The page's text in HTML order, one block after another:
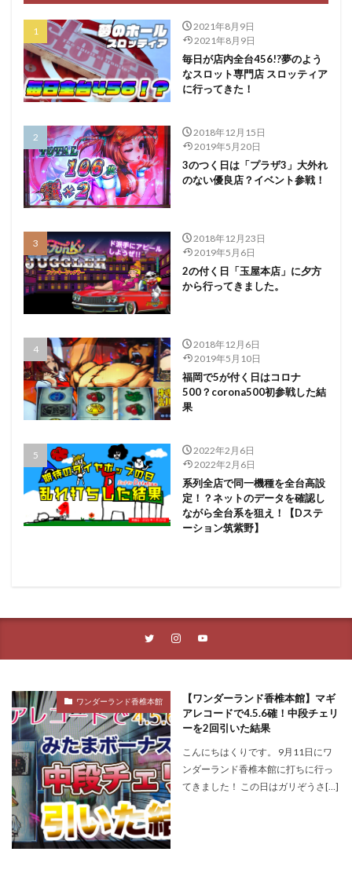
2021年8月9日
2021年8月9日
毎日が店内全台456!?夢のよう
なスロット専門店 スロッティア
に行ってきた！
2018年12月15日
2019年5月20日
3のつく日は「プラザ3」大外れ
のない優良店？イベント参戦！
2018年12月23日
2019年5月6日
2の付く日「玉屋本店」に夕方
から行ってきました。
2018年12月6日
2019年5月10日
福岡で5が付く日はコロナ
500？corona500初参戦した結
果
2022年2月6日
2022年2月6日
系列全店で同一機種を全台高設
定！？ネットのデータを確認し
ながら全台系を狙え！【Dステ
ーション筑紫野】
ワンダーランド香椎本館
【ワンダーランド香椎本館】マギ
アレコードで4.5.6確！中段チェリ
ーを2回引いた結果
こんにちはくりです。 9月11日にワ
ンダーランド香椎本館に打ちに行っ
てきました！ この日はガリぞうさ[…]